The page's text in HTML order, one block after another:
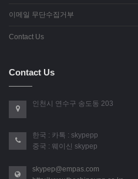
이메일 무단수집거부
Contact Us
Contact Us
인천시 연수구 송도동 203
한국 : 카톡 : skypepp
중국 : 웨이신 skypep
skypep@empas.com